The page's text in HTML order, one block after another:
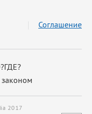
Соглашение
2017